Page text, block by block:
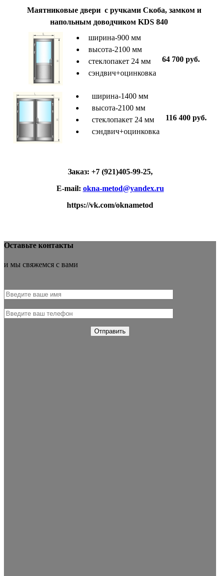
Маятниковые двери с ручками Скоба, замком и
напольным доводчиком KDS 840
ширина-900 мм
высота-2100 мм
стеклопакет 24 мм
сэндвич+оцинковка
64 700 руб.
ширина-1400 мм
высота-2100 мм
стеклопакет 24 мм
сэндвич+оцинковка
116 400 руб.
Заказ: +7 (921)405-99-25,
E-mail: okna-metod@yandex.ru
https://vk.com/oknametod
Оставьте контакты
и мы свяжемся с вами